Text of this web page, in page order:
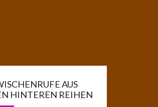
AUS
HINTEREN REIHEN